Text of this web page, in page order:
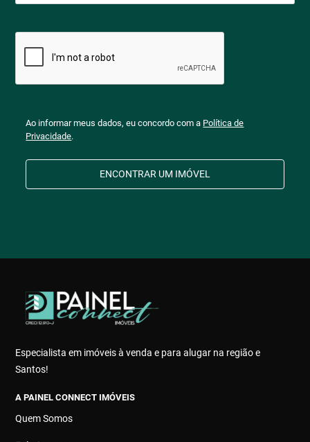
Ao informar meus dados, eu concordo com a Política de
Privacidade.
ENCONTRAR UM IMÓVEL
Especialista em imóveis à venda e para alugar na região e
Santos!
A PAINEL CONNECT IMÓVEIS
Quem Somos